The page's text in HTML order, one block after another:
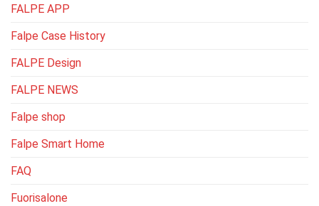
FALPE APP
Falpe Case History
FALPE Design
FALPE NEWS
Falpe shop
Falpe Smart Home
FAQ
Fuorisalone